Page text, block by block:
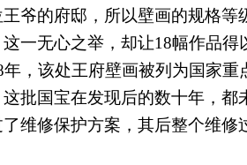
爷的府邸，所以壁画的规格等
一无心之举，却让18幅作品得
年，该处王府壁画被列为国家重
批国宝在发现后的数十年，都
维修保护方案，其后整个维